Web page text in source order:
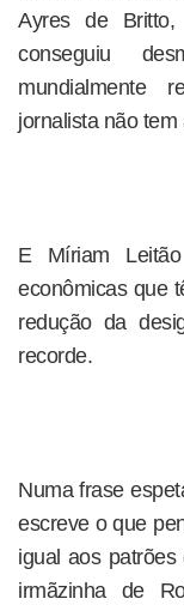
Ayres de Britto,
conseguiu
mundialmente
jornalista não tem
E Míriam
econômicas que
redução da
recorde.
Numa frase
escreve o que
igual aos
irmãzinha de